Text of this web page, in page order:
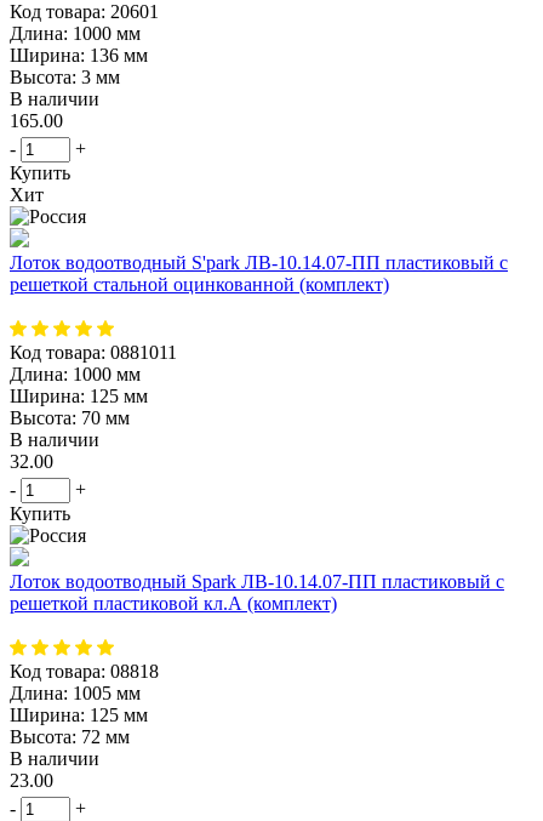
Код товара: 20601
Длина: 1000 мм
Ширина: 136 мм
Высота: 3 мм
В наличии
165.00
-
+
Купить
Хит
Лоток водоотводный S'park ЛВ-10.14.07-ПП пластиковый с
решеткой стальной оцинкованной (комплект)
Код товара: 0881011
Длина: 1000 мм
Ширина: 125 мм
Высота: 70 мм
В наличии
32.00
-
+
Купить
Лоток водоотводный Spark ЛВ-10.14.07-ПП пластиковый с
решеткой пластиковой кл.А (комплект)
Код товара: 08818
Длина: 1005 мм
Ширина: 125 мм
Высота: 72 мм
В наличии
23.00
-
+